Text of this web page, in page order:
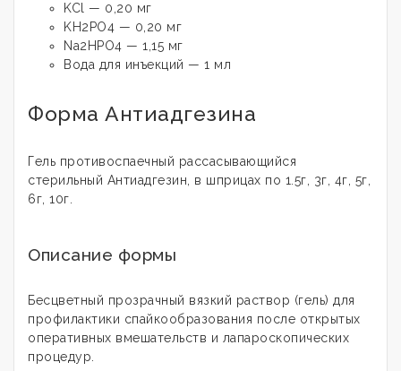
KCl — 0,20 мг
KH2PO4 — 0,20 мг
Na2HPO4 — 1,15 мг
Вода для инъекций — 1 мл
Форма Антиадгезина
Гель противоспаечный рассасывающийся
стерильный Антиадгезин, в шприцах по 1.5г, 3г, 4г, 5г,
6г, 10г.
Описание формы
Бесцветный прозрачный вязкий раствор (гель) для
профилактики спайкообразования после открытых
оперативных вмешательств и лапароскопических
процедур.